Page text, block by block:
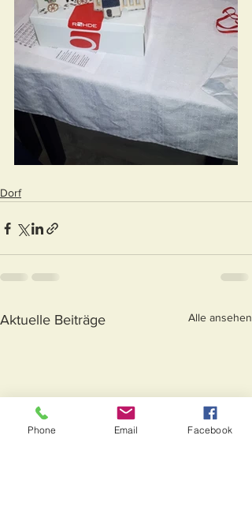
Dorf
Aktuelle Beiträge Alle ansehen
Phone Email Facebook